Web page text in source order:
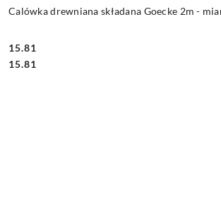
Calówka drewniana składana Goecke 2m -
Cena:
15.81
Cena:
15.81